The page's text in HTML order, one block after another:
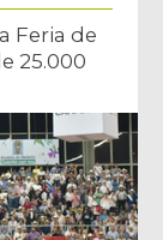
Feria de
25.000